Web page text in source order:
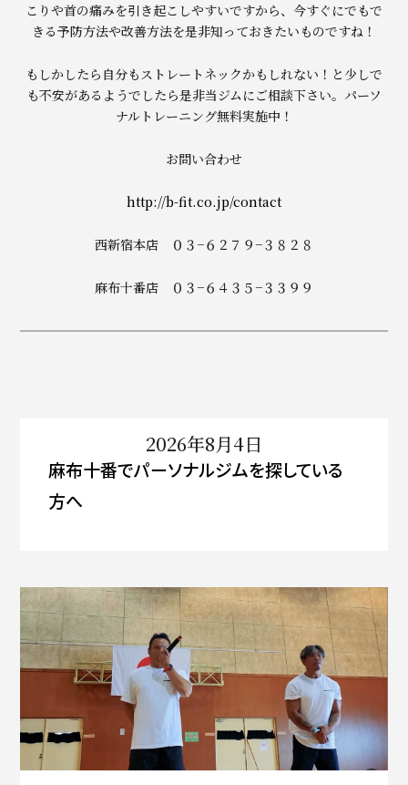
こりや首の痛みを引き起こしやすいですから、今すぐにでもで
きる予防方法や改善方法を是非知っておきたいものですね！
もしかしたら自分もストレートネックかもしれない！と少しで
も不安があるようでしたら是非当ジムにご相談下さい。パーソ
ナルトレーニング無料実施中！
お問い合わせ
http://b-fit.co.jp/contact
西新宿本店 ０３−６２７９−３８２８
麻布十番店 ０３−６４３５−３３９９
2026年8月4日
麻布十番でパーソナルジムを探している
方へ